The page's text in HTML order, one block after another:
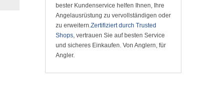
bester Kundenservice helfen Ihnen, Ihre
Angelausrüstung zu vervollständigen oder
zu erweitern.Zertifiziert durch Trusted
Shops, vertrauen Sie auf besten Service
und sicheres Einkaufen. Von Anglern, für
Angler.